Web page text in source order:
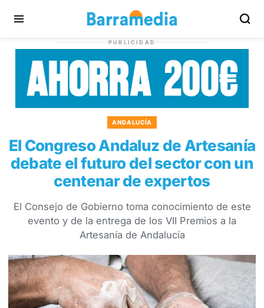
PUBLICIDAD
ANDALUCÍA
El Congreso Andaluz de Artesanía
debate el futuro del sector con un
centenar de expertos
El Consejo de Gobierno toma conocimiento de este
evento y de la entrega de los VII Premios a la
Artesanía de Andalucía